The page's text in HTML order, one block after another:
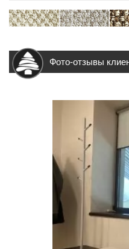
Фото-отзывы